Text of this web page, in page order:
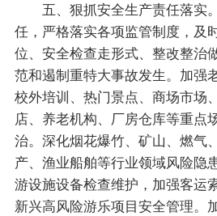
五、狠抓安全生产责任落实
任，严格落实各项监管制度，及
位、安全检查走形式、整改整治
范和遏制重特大事故发生。加强
校外培训、热门景点、商场市场
店、养老机构、厂房仓库等重点
治。深化烟花爆竹、矿山、燃气
产、渔业船舶等行业领域风险隐
游设施设备检查维护，加强客运
新兴高风险游乐项目安全管理。